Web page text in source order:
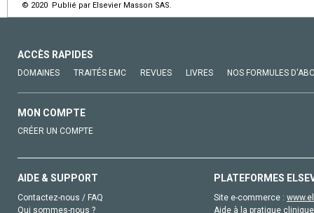
© 2020 Publié par Elsevier Masson SAS.
ACCÈS RAPIDES
DOMAINES TRAITÉS EMC REVUES LIVRES NOS FORMULES
MON COMPTE
CRÉER UN COMPTE
AIDE & SUPPORT
Contactez-nous / FAQ
Qui sommes-nous ?
PLATEFORMES
Site e-commerce :
Aide à la pratique